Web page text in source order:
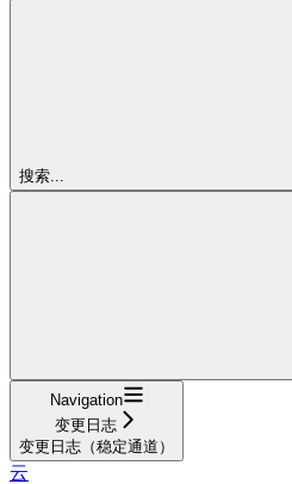
搜索...
Navigation
变更日志
变更日志（稳定通道）
云